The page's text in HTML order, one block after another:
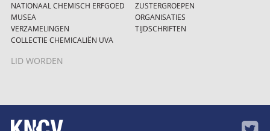
NATIONAAL CHEMISCH ERFGOED
MUSEA
VERZAMELINGEN
COLLECTIE CHEMICALIËN UVA
ZUSTERGROEPEN
ORGANISATIES
TIJDSCHRIFTEN
LID WORDEN